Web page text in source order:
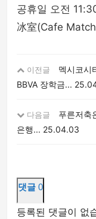
공휴일 오전
冰室(Cafe
이전글
멕시코시
BBVA 장학금...
다음글
푸른저축
은행... 25.04.03
댓글 0
등록된 댓글이 없